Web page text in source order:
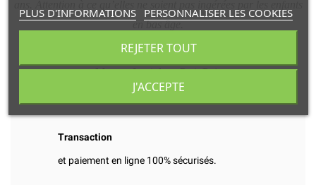
en bas âge.
Marque Luciole et Petit Pois
Transaction
et paiement en ligne 100% sécurisés.
PLUS D'INFORMATIONS PERSONNALISER LES COOKIES
REJETER TOUT
J'ACCEPTE